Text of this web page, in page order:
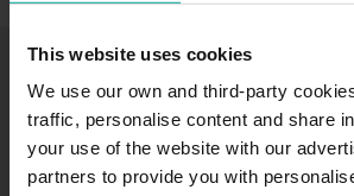
This website uses cookies
We use our own and third-party
traffic, personalise content and share
your use of the website with our
partners to provide you with
PARKING SABA IN LISBON
Parking Lisbon Airport,
Alameda das Comunidades